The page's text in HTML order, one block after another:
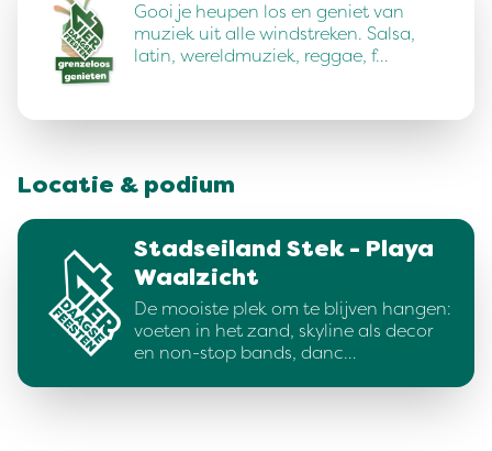
Gooi je heupen los en geniet van
muziek uit alle windstreken. Salsa,
latin, wereldmuziek, reggae, f…
Locatie & podium
Stadseiland Stek - Playa
Waalzicht
De mooiste plek om te blijven hangen:
voeten in het zand, skyline als decor
en non-stop bands, danc…